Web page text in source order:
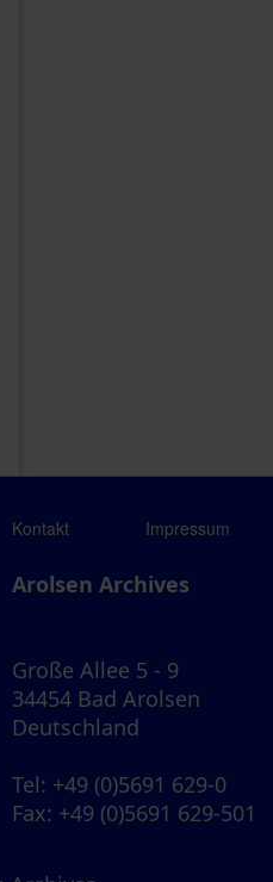
Kontakt Impressum
Arolsen Archives
Große Allee 5 - 9
34454 Bad Arolsen
Deutschland
Tel: +49 (0)5691 629-0
Fax: +49 (0)5691 629-501